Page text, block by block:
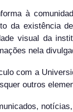
à
da existência
visual da
nela
com a
outros